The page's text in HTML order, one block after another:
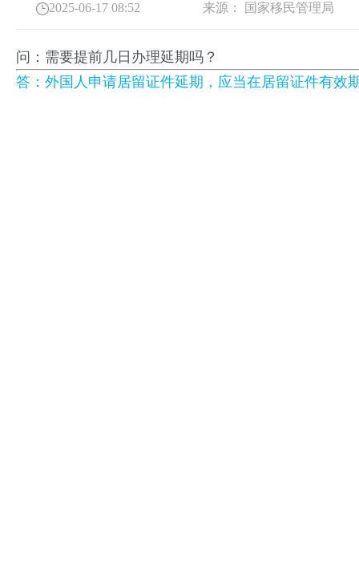
2025-06-17 08:52 来源： 国家移民管理局
问：需要提前几日办理延期吗？
答：外国人申请居留证件延期，应当在居留证件有效